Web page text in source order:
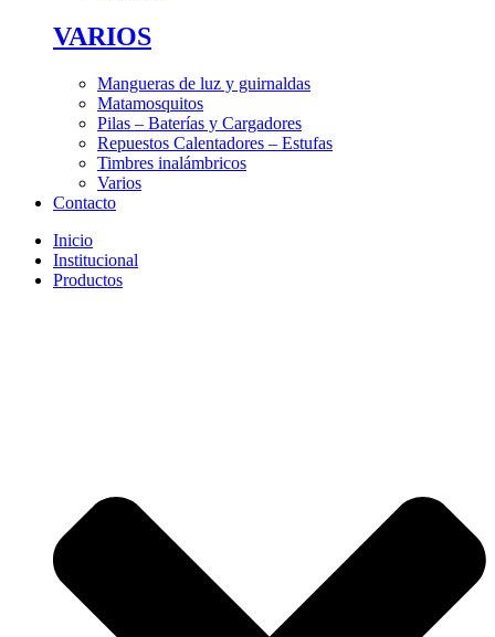
VARIOS
Mangueras de luz y guirnaldas
Matamosquitos
Pilas – Baterías y Cargadores
Repuestos Calentadores – Estufas
Timbres inalámbricos
Varios
Contacto
Inicio
Institucional
Productos